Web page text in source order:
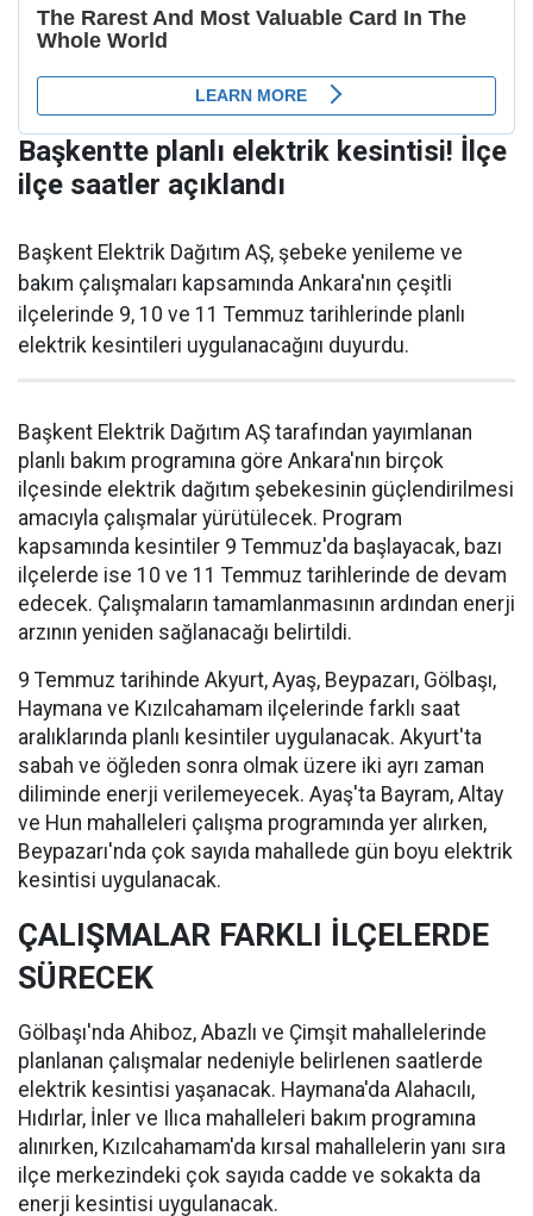
Başkentte planlı elektrik kesintisi! İlçe
ilçe saatler açıklandı
Başkent Elektrik Dağıtım AŞ, şebeke yenileme ve
bakım çalışmaları kapsamında Ankara'nın çeşitli
ilçelerinde 9, 10 ve 11 Temmuz tarihlerinde planlı
elektrik kesintileri uygulanacağını duyurdu.
Başkent Elektrik Dağıtım AŞ tarafından yayımlanan
planlı bakım programına göre Ankara'nın birçok
ilçesinde elektrik dağıtım şebekesinin güçlendirilmesi
amacıyla çalışmalar yürütülecek. Program
kapsamında kesintiler 9 Temmuz'da başlayacak, bazı
ilçelerde ise 10 ve 11 Temmuz tarihlerinde de devam
edecek. Çalışmaların tamamlanmasının ardından enerji
arzının yeniden sağlanacağı belirtildi.
9 Temmuz tarihinde Akyurt, Ayaş, Beypazarı, Gölbaşı,
Haymana ve Kızılcahamam ilçelerinde farklı saat
aralıklarında planlı kesintiler uygulanacak. Akyurt'ta
sabah ve öğleden sonra olmak üzere iki ayrı zaman
diliminde enerji verilemeyecek. Ayaş'ta Bayram, Altay
ve Hun mahalleleri çalışma programında yer alırken,
Beypazarı'nda çok sayıda mahallede gün boyu elektrik
kesintisi uygulanacak.
ÇALIŞMALAR FARKLI İLÇELERDE
SÜRECEK
Gölbaşı'nda Ahiboz, Abazlı ve Çimşit mahallelerinde
planlanan çalışmalar nedeniyle belirlenen saatlerde
elektrik kesintisi yaşanacak. Haymana'da Alahacılı,
Hıdırlar, İnler ve Ilıca mahalleleri bakım programına
alınırken, Kızılcahamam'da kırsal mahallelerin yanı sıra
ilçe merkezindeki çok sayıda cadde ve sokakta da
enerji kesintisi uygulanacak.